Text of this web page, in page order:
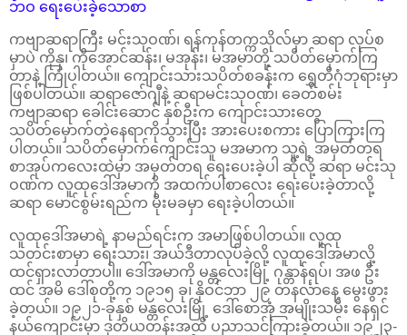
ဘဝ ရေးပေးခဲ့သောစာ
ကဗျာဆရာကြီး မင်းသုဝဏ်၊ ရန်ကုန်တက္ကသိုလ်မှာ ဆရာ လုပ်စ
မှာပဲ ကိုနု၊ ကိုအောင်ဆန်း၊ မအုန်း၊ မအမာတို့ သပိတ်မှောက်ကြ
တာနဲ့ ကြုံပါတယ်။ ကျောင်းသားသပိတ်စခန်းက ရွှေတိဂုံဘုရားမှာ
ဖြစ်ပါတယ်။ ဆရာဇော်ဂျီနဲ့ ဆရာမင်းသုဝဏ်၊ ခေတ်စမ်း
ကဗျာဆရာ ခေါင်းဆောင် နှစ်ဦးက ကျောင်းသားတွေ
သပိတ်မှောက်တဲ့နေရာကိုသွားပြီး အားပေးစကား ပြောကြားကြ
ပါတယ်။ သပိတ်မှောက်ကျောင်းသူ မအမာက သူ့ရဲ့ အမှတ်တရ
စာအုပ်ကလေးထဲမှာ အမှတ်တရ ရေးပေးခဲ့ပါ ဆိုလို့ ဆရာ မင်းသု
ဝဏ်က လူထုဒေါ်အမာကို အထက်ပါစာလေး ရေးပေးခဲ့တာလို့
ဆရာ မောင်စွမ်းရည်က မိုးမခမှာ ရေးခဲ့ပါတယ်။
လူထုဒေါ်အမာရဲ့ နာမည်ရင်းက အမာဖြစ်ပါတယ်။ လူထု
သတင်းစာမှာ ရေးသား၊ အယ်ဒီတာလုပ်ခဲ့လို့ လူထုဒေါ်အမာလို့
ထင်ရှားလာတာပါ။ ဒေါ်အမာကို မန္တလေးမြို့ ဂုန္တာန်ရပ်၊ အဖ ဦး
ထင် အမိ ဒေါ်စုတို့က ၁၉၁၅ ခု၊ နိုဝင်ဘာ ၂၉ တနင်္လာနေ့ မွေးဖွား
ခဲ့တယ်။ ၁၉၂၁-ခုနှစ် မန္တလေးမြို့ ဒေါ်စောအုံ အမျိုးသမီး နေရှင်
နယ်ကျောင်းမှာ ဒုတိယတန်းအထိ ပညာသင်ကြားခဲ့တယ်။ ၁၉၂၃-